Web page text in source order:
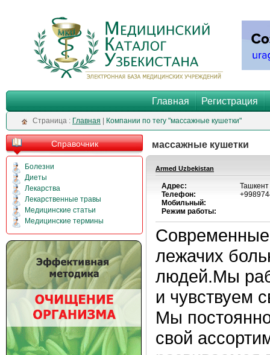
Главная Регистрация
Cтраница : Главная Компании по тегу "массажные кушетки"
Справочник
Болезни
Диеты
Лекарства
Лекарственные травы
Медицинские статьи
Медицинские термины
массажные кушетки
Armed Uzbekistan
Адрес:
Телефон:
Мобильный:
Режим работы:
Ташкент
лежачих
людей.Мы
и чувствуем
Мы
свой